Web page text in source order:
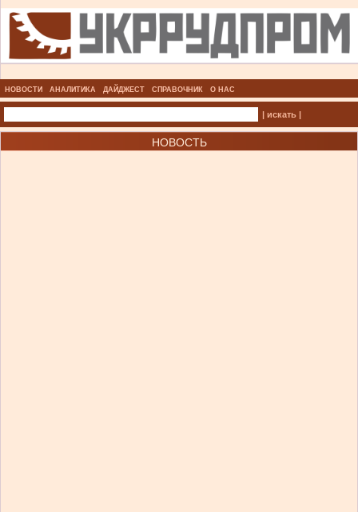
НОВОСТИ АНАЛИТИКА ДАЙДЖЕСТ СПРАВОЧНИК О НАС
| искать |
НОВОСТЬ